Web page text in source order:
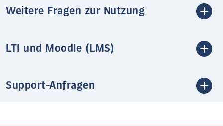
Weitere Fragen zur Nutzung
LTI und Moodle (LMS)
Support-Anfragen